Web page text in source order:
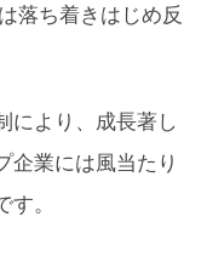
落ち着きはじめ反
により、成長著し
企業には風当たり
。